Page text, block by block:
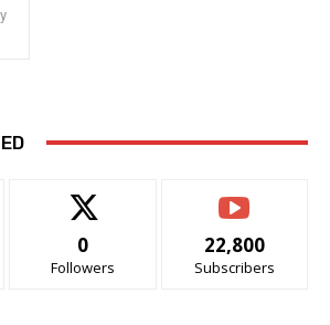
0
Followers
22,800
Subscribers